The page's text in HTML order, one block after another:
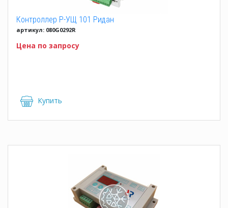
Контроллер Р-УЩ 101 Ридан
артикул: 080G0292R
Цена по запросу
Купить